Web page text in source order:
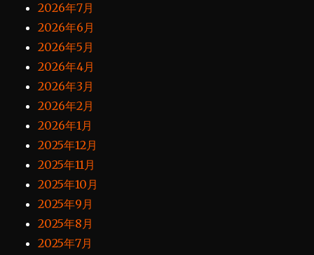
2026年7月
2026年6月
2026年5月
2026年4月
2026年3月
2026年2月
2026年1月
2025年12月
2025年11月
2025年10月
2025年9月
2025年8月
2025年7月